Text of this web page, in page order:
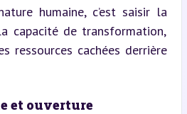
humaine, c’est saisir la
capacité de transformation,
ressources cachées derrière
et ouverture